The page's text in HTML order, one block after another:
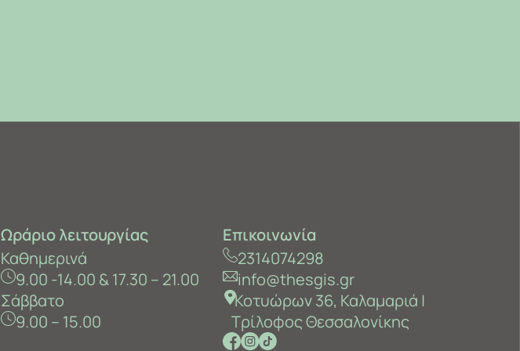
Ωράριο λειτουργίας
Καθημερινά
9.00 -14.00 & 17.30 – 21.00
Σάββατο
9.00 – 15.00
Επικοινωνία
2314074298
info@thesgis.gr
Κοτυώρων 36, Καλαμαριά ‎|
Τρίλοφος Θεσσαλονίκης